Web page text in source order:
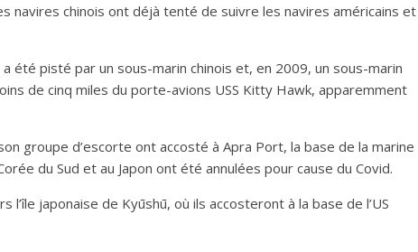
navires chinois ont déjà tenté de suivre les navires américains et
été pisté par un sous-marin chinois et, en 2009, un sous-marin
de cinq miles du porte-avions USS Kitty Hawk, apparemment
groupe d’escorte ont accosté à Apra Port, la base de la marine
du Sud et au Japon ont été annulées pour cause du Covid.
japonaise de Kyūshū, où ils accosteront à la base de l’US